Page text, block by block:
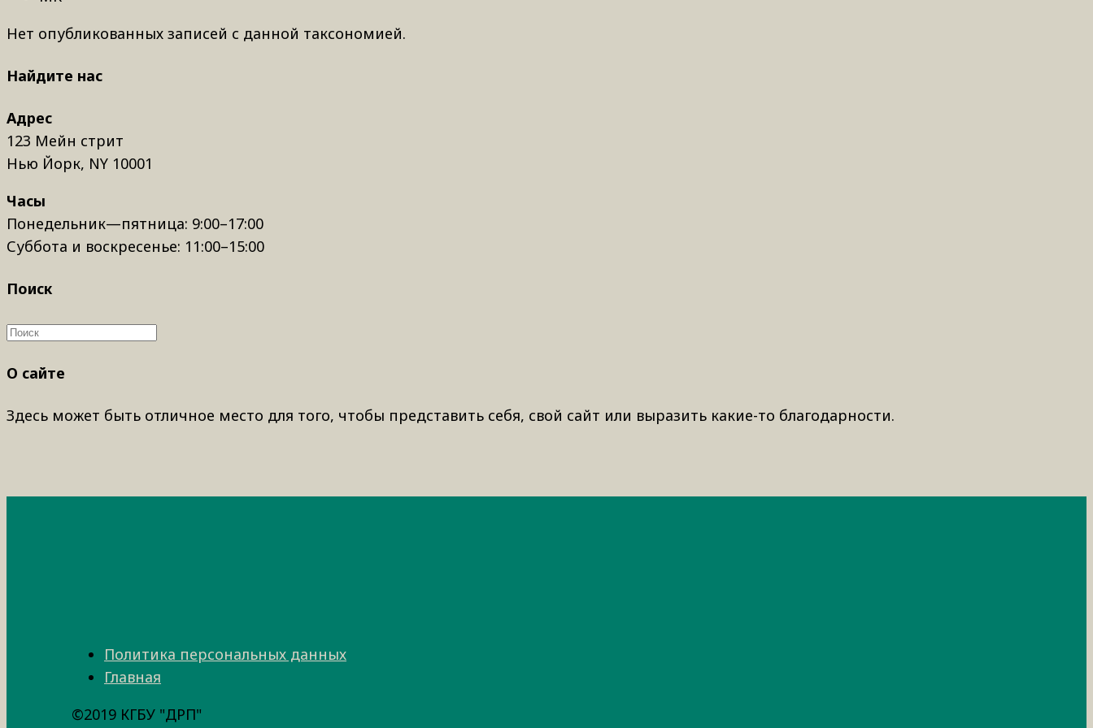
Нет опубликованных записей с данной таксономией.
Найдите нас
Адрес
123 Мейн стрит
Нью Йорк, NY 10001
Часы
Понедельник—пятница: 9:00–17:00
Суббота и воскресенье: 11:00–15:00
Поиск
О сайте
Здесь может быть отличное место для того, чтобы представить себя, свой сайт или выразить какие-то благодарности.
Политика персональных данных
Главная
©2019 КГБУ "ДРП"